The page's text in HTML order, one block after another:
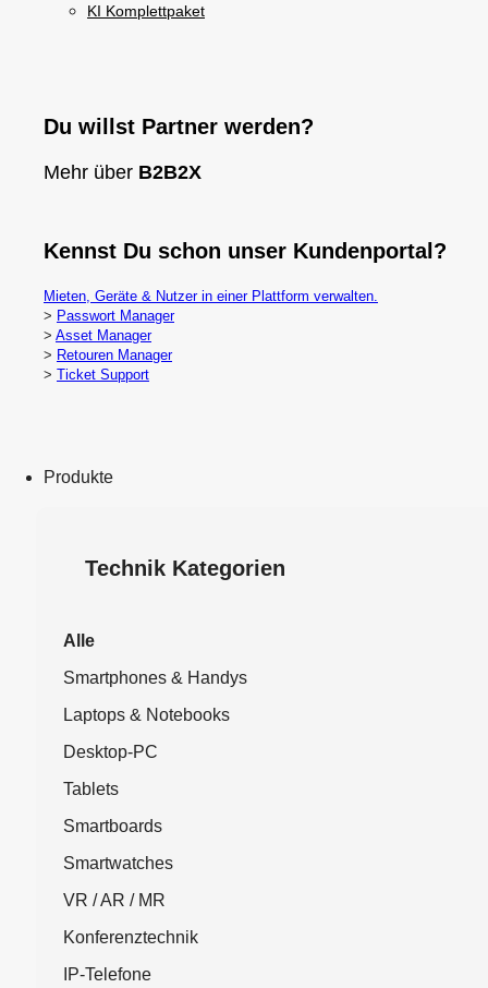
KI Komplettpaket
Du willst Partner werden?
Mehr über B2B2X
Kennst Du schon unser Kundenportal?
Mieten, Geräte & Nutzer in einer Plattform verwalten.
> Passwort Manager
> Asset Manager
> Retouren Manager
> Ticket Support
Produkte
Technik Kategorien
Alle
Smartphones & Handys
Laptops & Notebooks
Desktop-PC
Tablets
Smartboards
Smartwatches
VR / AR / MR
Konferenztechnik
IP-Telefone